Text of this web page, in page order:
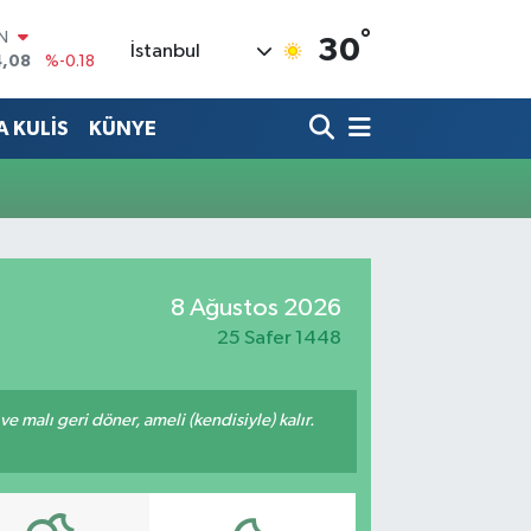
%-0.18
%0.32
İstanbul 30°
KULİS KÜNYE
8 Ağustos 2026
25 Safer 1448
malı geri döner, ameli (kendisiyle) kalır.